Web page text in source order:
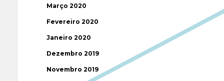
Março 2020
Fevereiro 2020
Janeiro 2020
Dezembro 2019
Novembro 2019